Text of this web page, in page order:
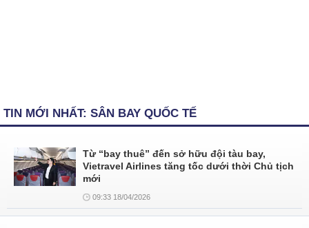
TIN MỚI NHẤT: SÂN BAY QUỐC TẾ
Từ “bay thuê” đến sở hữu đội tàu bay,
Vietravel Airlines tăng tốc dưới thời Chủ tịch
mới
09:33 18/04/2026